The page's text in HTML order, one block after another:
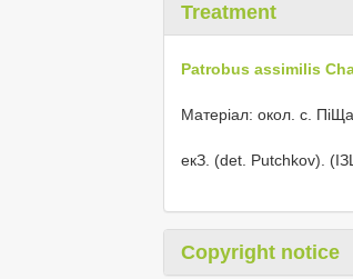
Treatment
Patrobus assimilis
Матеріал: окол. с.
екЗ. (det. Putchkov).
Copyright notice